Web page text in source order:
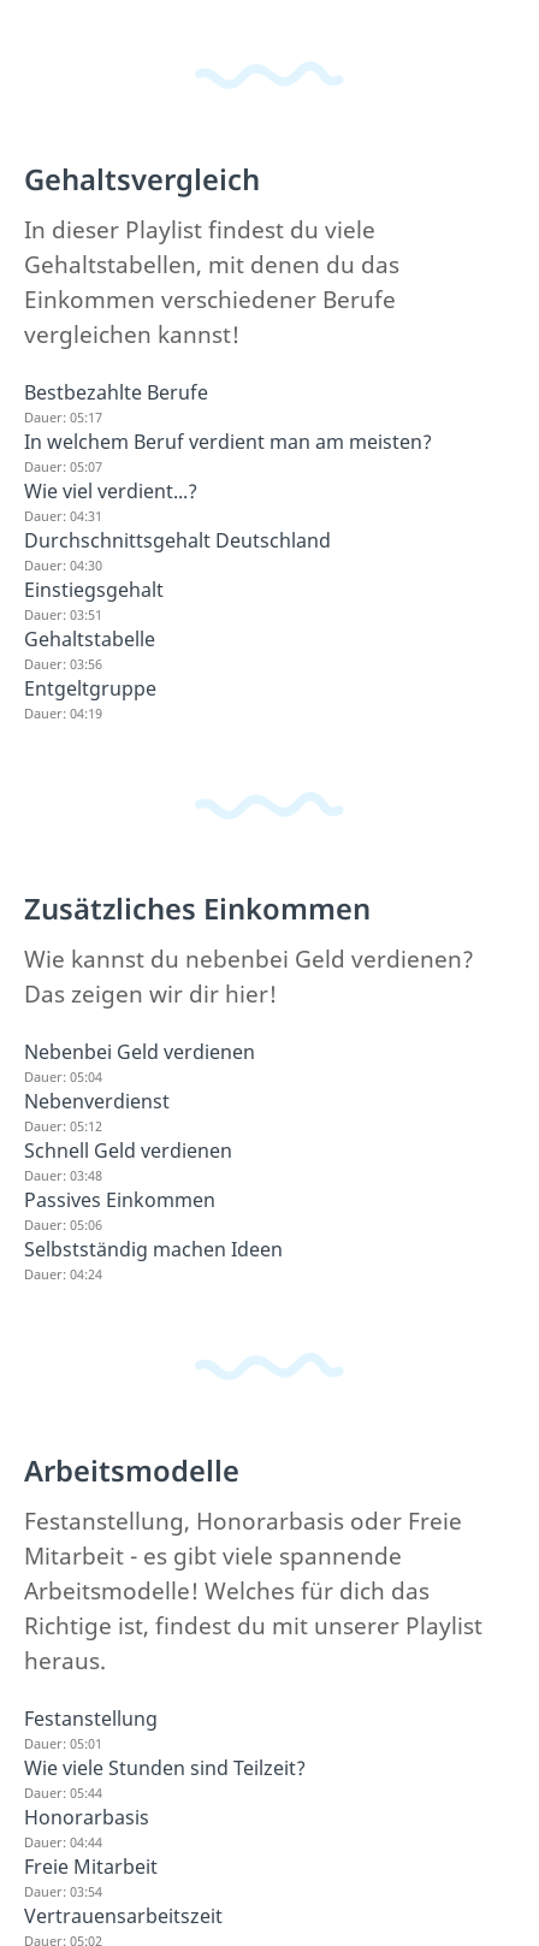
Gehaltsvergleich
In dieser Playlist findest du viele
Gehaltstabellen, mit denen du das
Einkommen verschiedener Berufe
vergleichen kannst!
Bestbezahlte Berufe
Dauer: 05:17
In welchem Beruf verdient man am meisten?
Dauer: 05:07
Wie viel verdient...?
Dauer: 04:31
Durchschnittsgehalt Deutschland
Dauer: 04:30
Einstiegsgehalt
Dauer: 03:51
Gehaltstabelle
Dauer: 03:56
Entgeltgruppe
Dauer: 04:19
Zusätzliches Einkommen
Wie kannst du nebenbei Geld verdienen?
Das zeigen wir dir hier!
Nebenbei Geld verdienen
Dauer: 05:04
Nebenverdienst
Dauer: 05:12
Schnell Geld verdienen
Dauer: 03:48
Passives Einkommen
Dauer: 05:06
Selbstständig machen Ideen
Dauer: 04:24
Arbeitsmodelle
Festanstellung, Honorarbasis oder Freie
Mitarbeit - es gibt viele spannende
Arbeitsmodelle! Welches für dich das
Richtige ist, findest du mit unserer Playlist
heraus.
Festanstellung
Dauer: 05:01
Wie viele Stunden sind Teilzeit?
Dauer: 05:44
Honorarbasis
Dauer: 04:44
Freie Mitarbeit
Dauer: 03:54
Vertrauensarbeitszeit
Dauer: 05:02